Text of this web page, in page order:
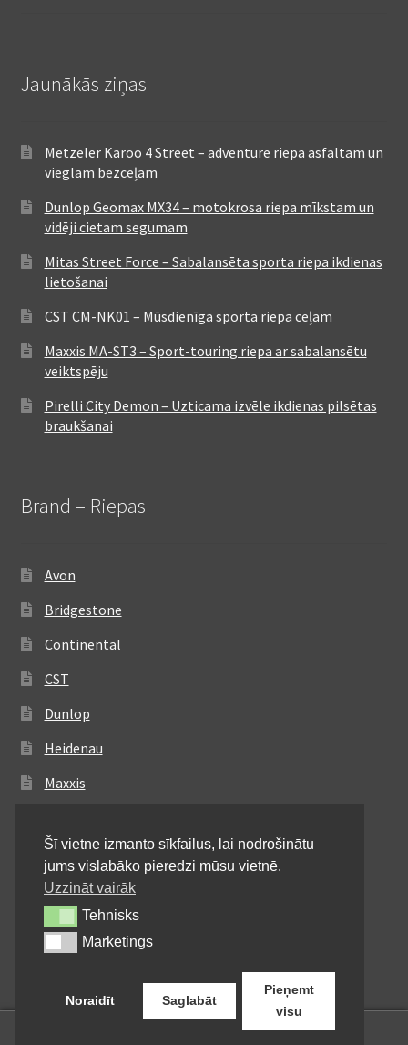
Jaunākās ziņas
Metzeler Karoo 4 Street – adventure riepa asfaltam un
vieglam bezceļam
Dunlop Geomax MX34 – motokrosa riepa mīkstam un
vidēji cietam segumam
Mitas Street Force – Sabalansēta sporta riepa ikdienas
lietošanai
CST CM-NK01 – Mūsdienīga sporta riepa ceļam
Maxxis MA-ST3 – Sport-touring riepa ar sabalansētu
veiktspēju
Pirelli City Demon – Uzticama izvēle ikdienas pilsētas
braukšanai
Brand – Riepas
Avon
Bridgestone
Continental
CST
Dunlop
Heidenau
Maxxis
Michelin
Mitas
Pirelli
Shinko
Šī vietne izmanto sīkfailus, lai nodrošinātu
jums vislabāko pieredzi mūsu vietnē.
Uzzināt vairāk
TehnisksTehnisks
MārketingsMārketings
Noraidīt Saglabāt
Pieņemt
visu